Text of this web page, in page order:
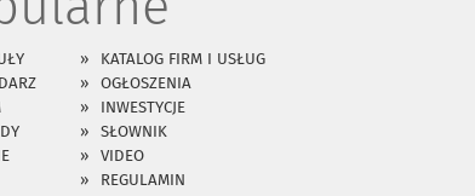
KATALOG FIRM I USŁUG
OGŁOSZENIA
INWESTYCJE
SŁOWNIK
VIDEO
REGULAMIN